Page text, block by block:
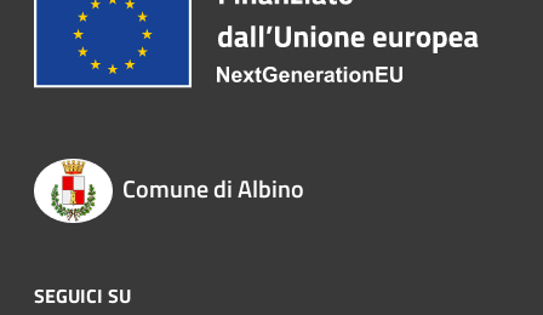
Comune di Albino
SEGUICI SU